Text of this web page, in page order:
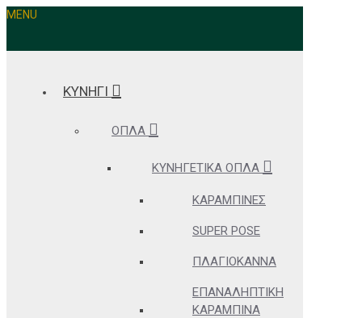
MENU
ΚΥΝΗΓΙ
ΌΠΛΑ
ΚΥΝΗΓΕΤΙΚΆ ΌΠΛΑ
ΚΑΡΑΜΠΊΝΕΣ
SUPER POSE
ΠΛΑΓΙΌΚΑΝΝΑ
ΕΠΑΝΑΛΗΠΤΙΚΉ
ΚΑΡΑΜΠΊΝΑ